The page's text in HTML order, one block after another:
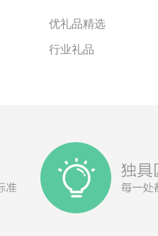
优礼品精选
行业礼品